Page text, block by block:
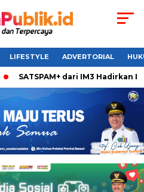
LIFESTYLE ADVERTORIAL
SATSPAM+ dari IM3 Hadirkan